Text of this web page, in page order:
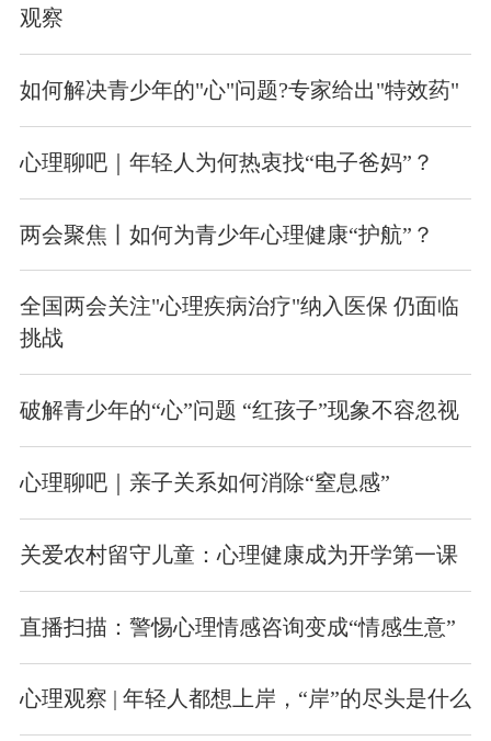
观察
如何解决青少年的"心"问题?专家给出"特效药"
心理聊吧｜年轻人为何热衷找“电子爸妈”？
两会聚焦丨如何为青少年心理健康“护航”？
全国两会关注"心理疾病治疗"纳入医保 仍面临
挑战
破解青少年的“心”问题 “红孩子”现象不容忽视
心理聊吧｜亲子关系如何消除“窒息感”
关爱农村留守儿童：心理健康成为开学第一课
直播扫描：警惕心理情感咨询变成“情感生意”
心理观察 | 年轻人都想上岸，“岸”的尽头是什么